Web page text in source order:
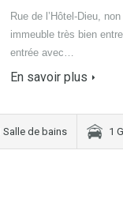
Rue de l’Hôtel-Dieu,
immeuble très bien
entrée avec…
En savoir plus
Salle de bains 1